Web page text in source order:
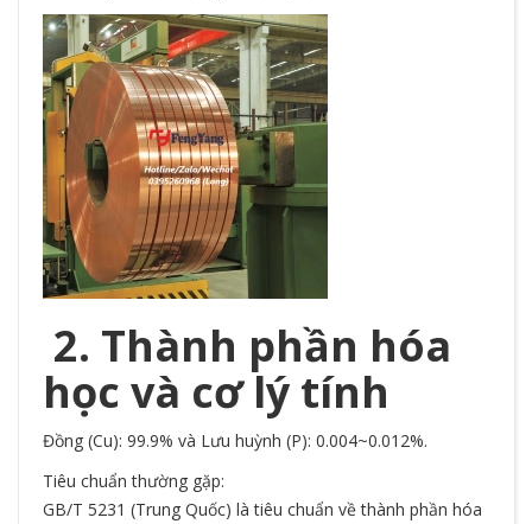
2. Thành phần hóa
học và cơ lý tính
Đồng (Cu): 99.9% và Lưu huỳnh (P): 0.004~0.012%.
Tiêu chuẩn thường gặp:
GB/T 5231 (Trung Quốc) là tiêu chuẩn về thành phần hóa